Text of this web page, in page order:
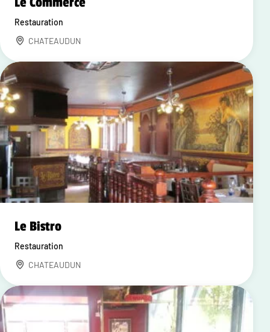
Restauration
CHATEAUDUN
Le Bistro
Restauration
CHATEAUDUN